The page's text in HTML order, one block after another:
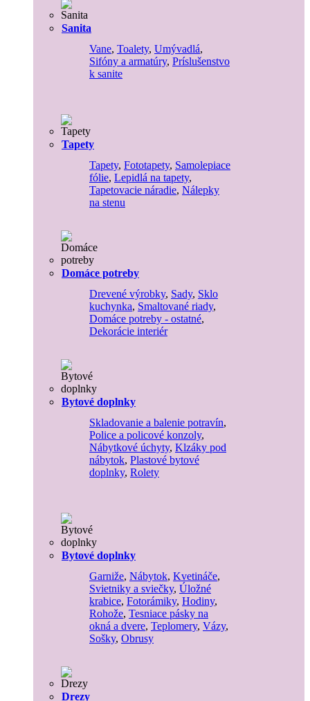
Sanita
Vane, Toalety, Umývadlá,
Sifóny a armatúry, Príslušenstvo
k sanite
Tapety
Tapety, Fototapety, Samolepiace
fólie, Lepidlá na tapety,
Tapetovacie náradie, Nálepky
na stenu
Domáce potreby
Drevené výrobky, Sady, Sklo
kuchynka, Smaltované riady,
Domáce potreby - ostatné,
Dekorácie interiér
Bytové doplnky
Skladovanie a balenie potravín,
Police a policové konzoly,
Nábytkové úchyty, Klzáky pod
nábytok, Plastové bytové
doplnky, Rolety
Bytové doplnky
Garniže, Nábytok, Kvetináče,
Svietniky a sviečky, Úložné
krabice, Fotorámiky, Hodiny,
Rohože, Tesniace pásky na
okná a dvere, Teplomery, Vázy,
Sošky, Obrusy
Drezy